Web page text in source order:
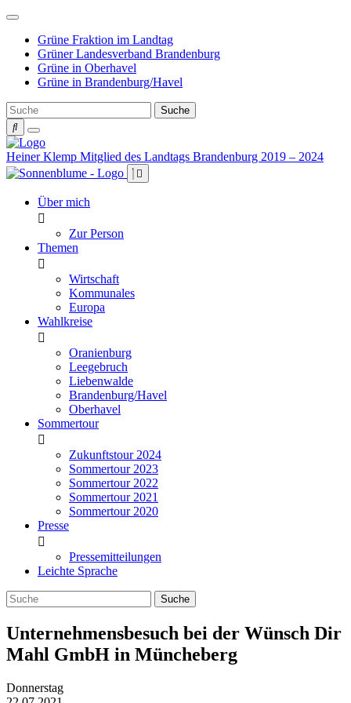
Weiter
Inhalt
Grüne Fraktion im Landtag
Grüner Landesverband Brandenburg
Grüne in Oberhavel
Grüne in Brandenburg/Havel
Heiner Klemp Mitglied des Landtags Brandenburg 2019 – 2024
Über mich
Zur Person
Themen
Wirtschaft
Kommunales
Europa
Wahlkreise
Oranienburg
Leegebruch
Liebenwalde
Brandenburg/Havel
Oberhavel
Sommertour
Zukunftstour 2024
Sommertour 2023
Sommertour 2022
Sommertour 2021
Sommertour 2020
Presse
Pressemitteilungen
Leichte Sprache
Unternehmensbesuch bei der Wünsch Dir
Mahl GmbH in Müncheberg
Donnerstag